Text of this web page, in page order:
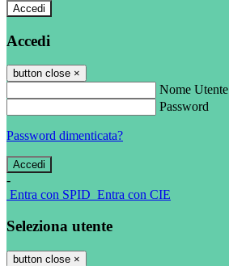
Accedi
Accedi
button close ×
Nome Utente
Password
Password dimenticata?
-
Entra con SPID Entra con CIE
Seleziona utente
button close ×